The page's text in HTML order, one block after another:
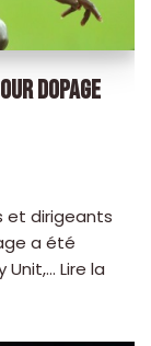
DOPAGE
et dirigeants
a été
Unit,… Lire la